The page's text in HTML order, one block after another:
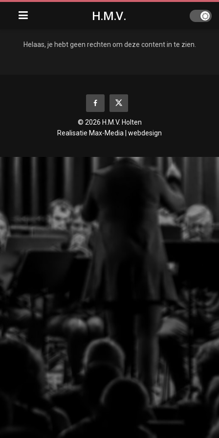
H.M.V.
Helaas, je hebt geen rechten om deze content in te zien.
© 2026 H.M.V. Holten
Realisatie Max-Media | webdesign